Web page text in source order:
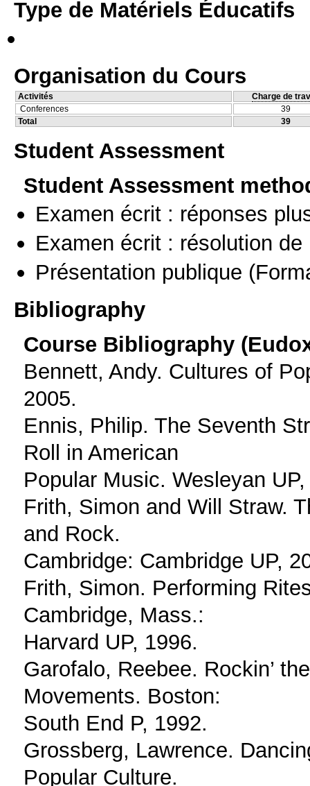
Type de Matériels Éducatifs
Organisation du Cours
Activités
Charge de
Conferences
39
Total
39
Student Assessment
Student Assessment
Examen écrit : réponses
Examen écrit : résolution de
Présentation publique
Bibliography
Course Bibliography
Bennett, Andy. Cultures of
2005.
Ennis, Philip. The Seventh
Roll in American
Popular Music. Wesleyan
Frith, Simon and Will Straw.
and Rock.
Cambridge: Cambridge UP,
Frith, Simon. Performing
Cambridge, Mass.:
Harvard UP, 1996.
Garofalo, Reebee. Rockin’
Movements. Boston:
South End P, 1992.
Grossberg, Lawrence.
Popular Culture.